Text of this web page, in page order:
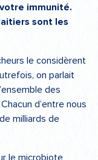
immunité.
sont les
le considèrent
on parlait
des
d’entre nous
milliards de